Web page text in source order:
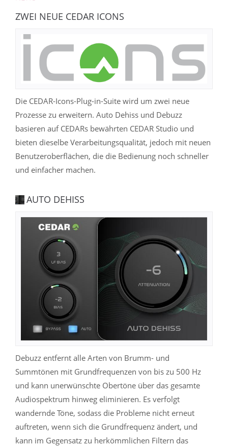
ZWEI NEUE CEDAR ICONS
Die CEDAR-Icons-Plug-in-Suite wird um zwei neue
Prozesse zu erweitern. Auto Dehiss und Debuzz
basieren auf CEDARs bewährten CEDAR Studio und
bieten dieselbe Verarbeitungsqualität, jedoch mit neuen
Benutzeroberflächen, die die Bedienung noch schneller
und einfacher machen.
AUTO DEHISS
Debuzz entfernt alle Arten von Brumm- und
Summtönen mit Grundfrequenzen von bis zu 500 Hz
und kann unerwünschte Obertöne über das gesamte
Audiospektrum hinweg eliminieren. Es verfolgt
wandernde Töne, sodass die Probleme nicht erneut
auftreten, wenn sich die Grundfrequenz ändert, und
kann im Gegensatz zu herkömmlichen Filtern das